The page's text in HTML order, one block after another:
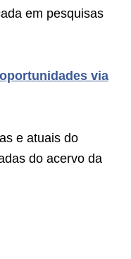
em pesquisas
via
e atuais do
do acervo da